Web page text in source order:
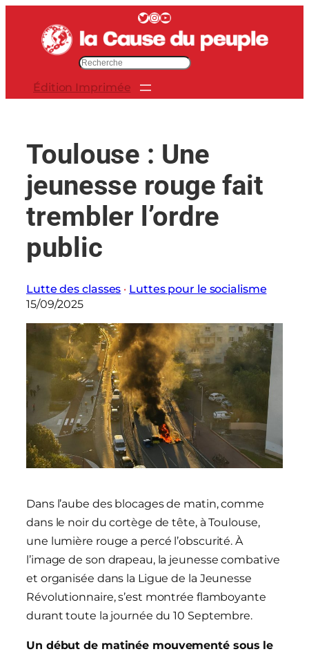
contenu
Twitter InstagramYouTube
e
r
Édition Imprimée
Toulouse : Une
jeunesse rouge fait
trembler l’ordre
public
Lutte des classes · Luttes pour le socialisme
15/09/2025
Dans l’aube des blocages de matin, comme
dans le noir du cortège de tête, à Toulouse,
une lumière rouge a percé l’obscurité. À
l’image de son drapeau, la jeunesse combative
et organisée dans la Ligue de la Jeunesse
Révolutionnaire, s’est montrée flamboyante
durant toute la journée du 10 Septembre.
Un début de matinée mouvementé sous le